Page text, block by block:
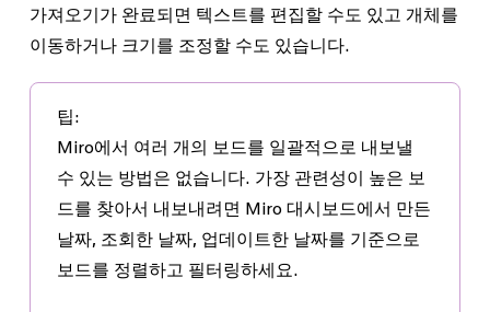
가져오기가 완료되면 텍스트를 편집할 수도 있고 개체를
이동하거나 크기를 조정할 수도 있습니다.
팁:
Miro에서 여러 개의 보드를 일괄적으로 내보낼
수 있는 방법은 없습니다. 가장 관련성이 높은 보
드를 찾아서 내보내려면 Miro 대시보드에서 만든
날짜, 조회한 날짜, 업데이트한 날짜를 기준으로
보드를 정렬하고 필터링하세요.